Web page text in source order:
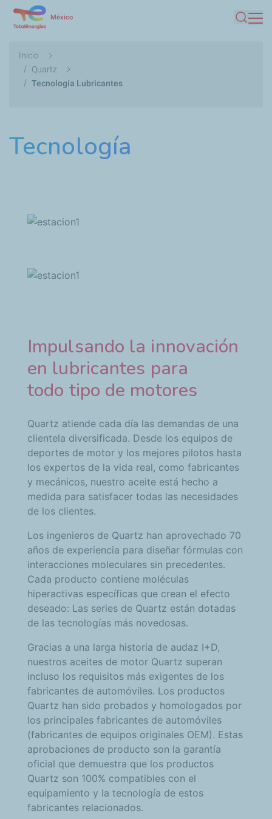
México
Ruta
de
navegación
Inicio
Quartz
Tecnología Lubricantes
Tecnología
Impulsando la innovación
en lubricantes para
todo tipo de motores
Quartz atiende cada día las demandas de una
clientela diversificada. Desde los equipos de
deportes de motor y los mejores pilotos hasta
los expertos de la vida real, como fabricantes
y mecánicos, nuestro aceite está hecho a
medida para satisfacer todas las necesidades
de los clientes.
Los ingenieros de Quartz han aprovechado 70
años de experiencia para diseñar fórmulas con
interacciones moleculares sin precedentes.
Cada producto contiene moléculas
hiperactivas específicas que crean el efecto
deseado: Las series de Quartz están dotadas
de las tecnologías más novedosas.
Gracias a una larga historia de audaz I+D,
nuestros aceites de motor Quartz superan
incluso los requisitos más exigentes de los
fabricantes de automóviles. Los productos
Quartz han sido probados y homologados por
los principales fabricantes de automóviles
(fabricantes de equipos originales OEM). Estas
aprobaciones de producto son la garantía
oficial que demuestra que los productos
Quartz son 100% compatibles con el
equipamiento y la tecnología de estos
fabricantes relacionados.